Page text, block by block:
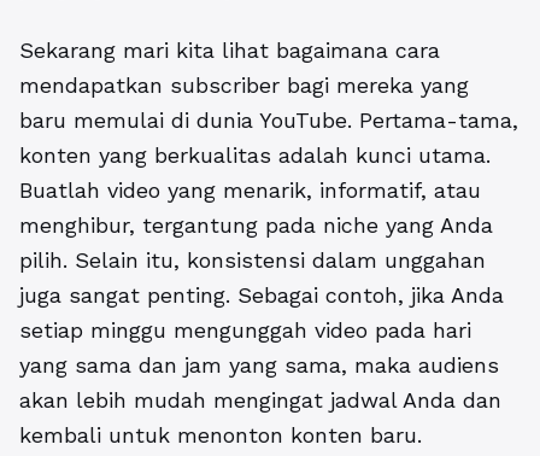
Sekarang mari kita lihat bagaimana cara
mendapatkan subscriber bagi mereka yang
baru memulai di dunia YouTube. Pertama-tama,
konten yang berkualitas adalah kunci utama.
Buatlah video yang menarik, informatif, atau
menghibur, tergantung pada niche yang Anda
pilih. Selain itu, konsistensi dalam unggahan
juga sangat penting. Sebagai contoh, jika Anda
setiap minggu mengunggah video pada hari
yang sama dan jam yang sama, maka audiens
akan lebih mudah mengingat jadwal Anda dan
kembali untuk menonton konten baru.